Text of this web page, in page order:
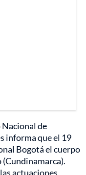
de
informa que el 19
Bogotá el cuerpo
actuaciones